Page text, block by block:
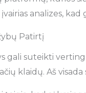
analizes,
Patirtį
gali suteikti
klaidų. Aš